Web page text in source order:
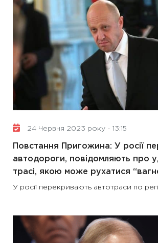
24 Червня 2023 року - 13:15
Повстання Пригожина: У росії
автодороги, повідомляють про
трасі, якою може рухатися
У росії перекривають автотраси по